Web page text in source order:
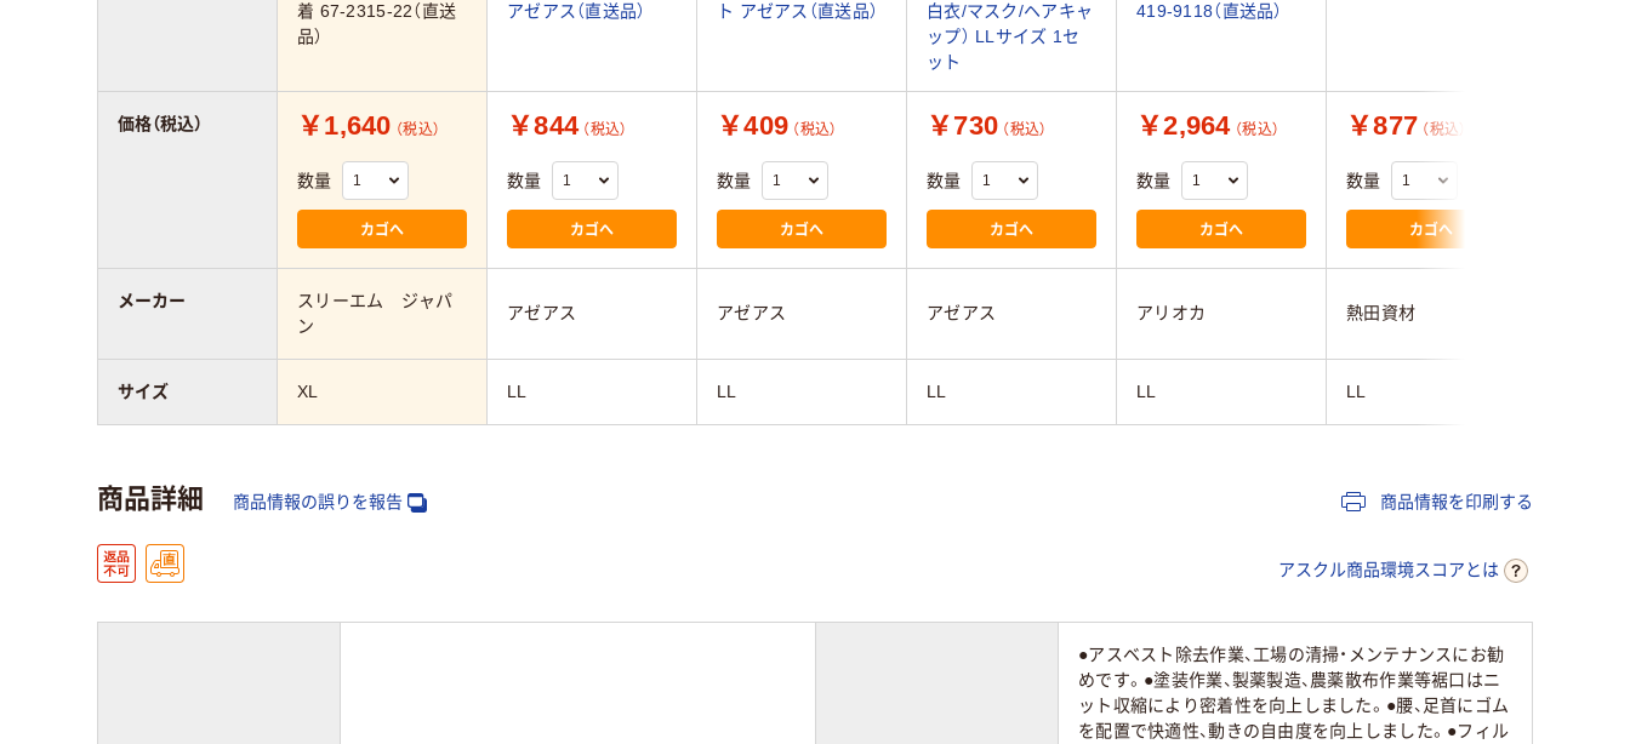
着 67-2315-22（直送
品）
アゼアス（直送品）
ト アゼアス（直送品）
白衣/マスク/ヘアキャ
ップ） LLサイズ 1セ
ット
419-9118（直送品）
￥1,640 （税込）
数量
カゴへ
￥844 （税込）
数量
カゴへ
￥409 （税込）
数量
カゴへ
￥730 （税込）
数量
カゴへ
￥2,964 （税込）
数量
カゴへ
￥877 （税込）
数量
カゴへ
スリーエム ジャパ
ン
アゼアス アゼアス アゼアス アリオカ 熱田資材
XL LL LL LL LL LL
価格（税込）
メーカー
サイズ
商品詳細 商品情報の誤りを報告 商品情報を印刷する
アスクル商品環境スコアとは
●アスベスト除去作業、工場の清掃・メンテナンスにお勧
めです。●塗装作業、製薬製造、農薬散布作業等裾口はニ
ット収縮により密着性を向上しました。●腰、足首にゴム
を配置で快適性、動きの自由度を向上しました。●フィル